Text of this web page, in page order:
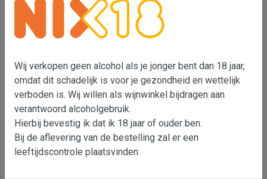
In wijnmand In wijnmand
Rebel.lia Selección
Wij verkopen geen alcohol als je jonger bent dan 18 jaar,
omdat dit schadelijk is voor je gezondheid en wettelijk
verboden is. Wij willen als wijnwinkel bijdragen aan
verantwoord alcoholgebruik.
Hierbij bevestig ik dat ik 18 jaar of ouder ben.
Bij de aflevering van de bestelling zal er een
leeftijdscontrole plaatsvinden.